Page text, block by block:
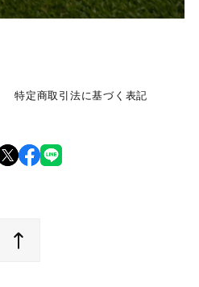
特定商取引法に基づく表記